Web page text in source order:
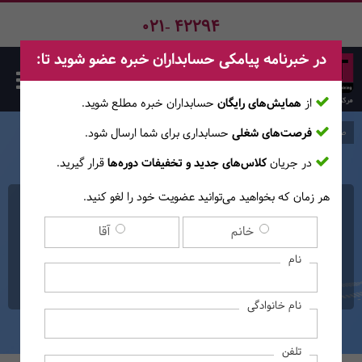
021- 42294
دوره حضوری - آنلاین جامع
تحلیل بازارهای مالی داخلی و
بین‌المللی
صفحه اصلی دوره‌ها
در خبرنامه پیامکی حسابداران خبره عضو شوید تا:
از همایش‌های رایگان حسابداران خبره مطلع ‎شوید.
فرصت‌های شغلی حسابداری برای شما ارسال شود.
در جریانکلاس‌های جدید و تخفیفات دوره‌هاقرار گیرید.
هر زمان که بخواهید می‌توانید عضویت خود را لغو کنید.
خانم آقا
نام
نام خانوادگی
تلفن